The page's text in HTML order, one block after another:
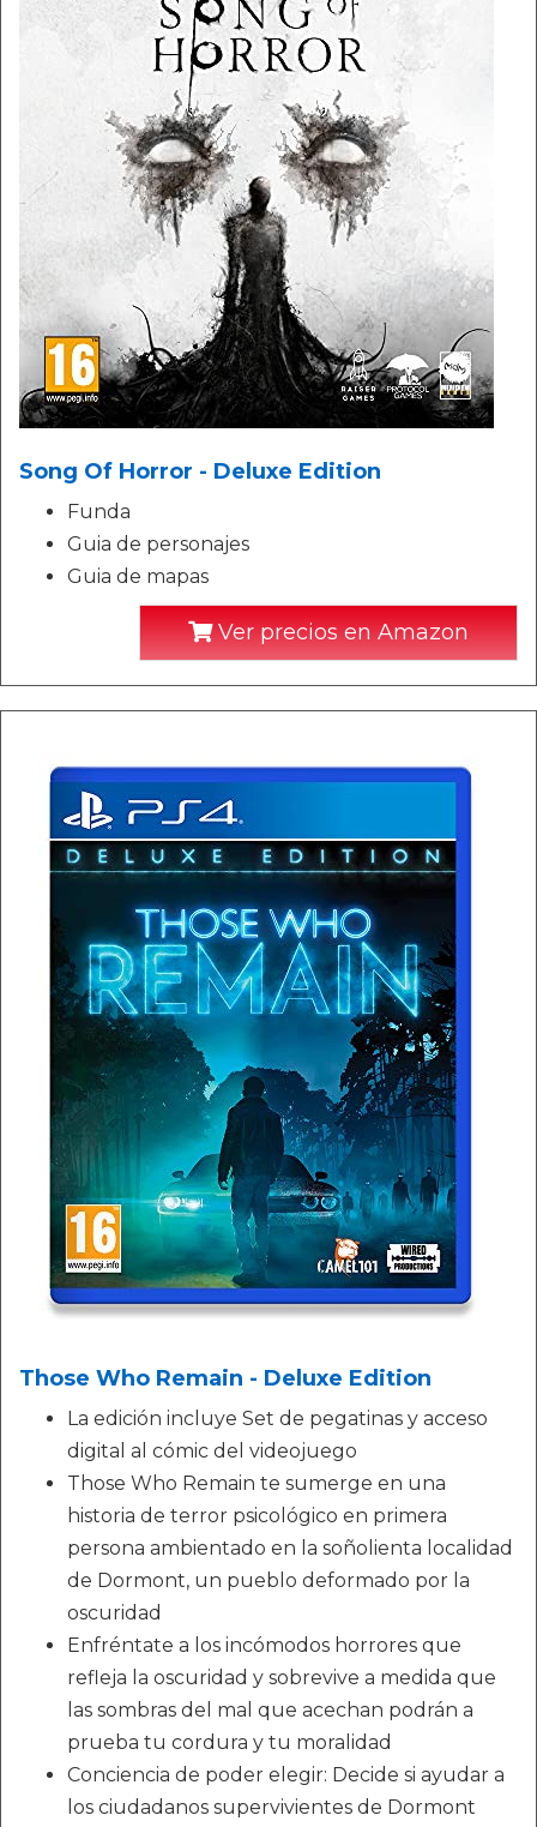
Song Of Horror - Deluxe Edition
Funda
Guia de personajes
Guia de mapas
Ver precios en Amazon
Those Who Remain - Deluxe Edition
La edición incluye Set de pegatinas y acceso
digital al cómic del videojuego
Those Who Remain te sumerge en una
historia de terror psicológico en primera
persona ambientado en la soñolienta localidad
de Dormont, un pueblo deformado por la
oscuridad
Enfréntate a los incómodos horrores que
refleja la oscuridad y sobrevive a medida que
las sombras del mal que acechan podrán a
prueba tu cordura y tu moralidad
Conciencia de poder elegir: Decide si ayudar a
los ciudadanos supervivientes de Dormont